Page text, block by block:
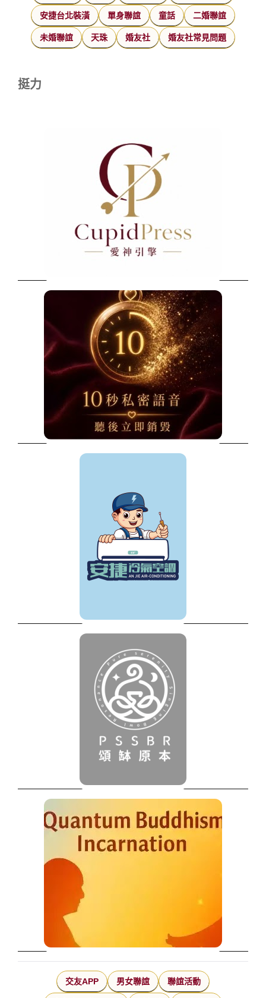
安捷台北裝潢 單身聯誼 童話 二婚聯誼
未婚聯誼 天珠 婚友社 婚友社常見問題
挺力
交友APP 男女聯誼 聯誼活動